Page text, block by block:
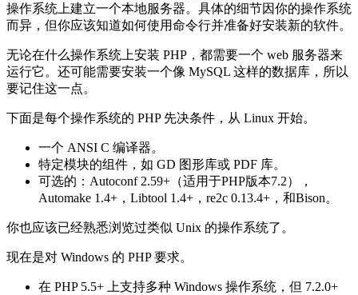
操作系统上建立一个本地服务器。具体的细节因你的操作系统
而异，但你应该知道如何使用命令行并准备好安装新的软件。
无论在什么操作系统上安装 PHP，都需要一个 web 服务器来
运行它。还可能需要安装一个像 MySQL 这样的数据库，所以
要记住这一点。
下面是每个操作系统的 PHP 先决条件，从 Linux 开始。
一个 ANSI C 编译器。
特定模块的组件，如 GD 图形库或 PDF 库。
可选的：Autoconf 2.59+（适用于PHP版本7.2），
Automake 1.4+，Libtool 1.4+，re2c 0.13.4+，和Bison。
你也应该已经熟悉浏览过类似 Unix 的操作系统了。
现在是对 Windows 的 PHP 要求。
在 PHP 5.5+ 上支持多种 Windows 操作系统，但 7.2.0+